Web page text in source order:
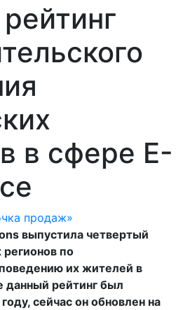
в сфере E-
продаж»
выпустила четвертый
регионов по
их жителей в
данный рейтинг был
сейчас он обновлен на